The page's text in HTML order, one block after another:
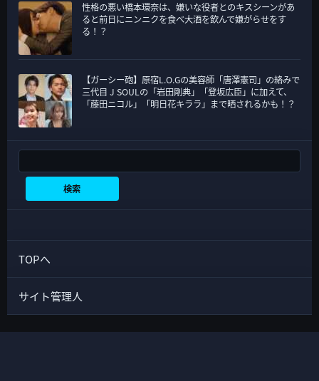
性格の悪い橋本環奈は、嫌いな役者とのキスシーンがあ
ると前日にニンニクを食べ大酒を飲んで嫌がらせをす
る！？
【ガーシー砲】原宿L.O.Gの美容師「唐澤憲司」の絡みで
三代目 J SOULの「岩田剛典」「登坂広臣」に加えて、
「藤田ニコル」「明日花キララ」まで晒されるかも！？
検索
TOPへ
サイト管理人